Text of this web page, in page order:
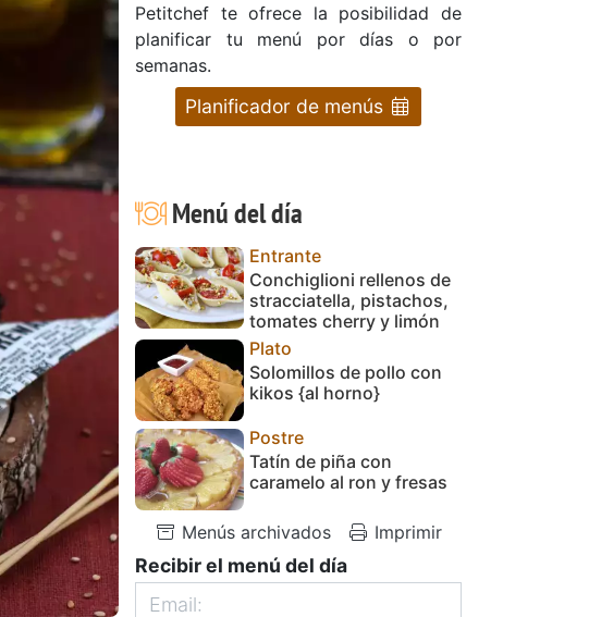
Petitchef te ofrece la posibilidad de
planificar tu menú por días o por
semanas.
Planificador de menús
Menú del día
Entrante
Conchiglioni rellenos de
stracciatella, pistachos,
tomates cherry y limón
Plato
Solomillos de pollo con
kikos {al horno}
Postre
Tatín de piña con
caramelo al ron y fresas
Menús archivados Imprimir
Recibir el menú del día